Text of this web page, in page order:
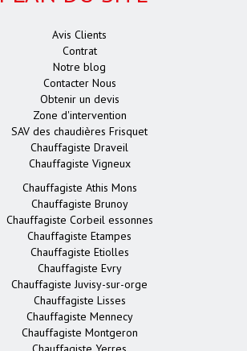
Avis Clients
Contrat
Notre blog
Contacter Nous
Obtenir un devis
Zone d'intervention
SAV des chaudières Frisquet
Chauffagiste Draveil
Chauffagiste Vigneux
Chauffagiste Athis Mons
Chauffagiste Brunoy
Chauffagiste Corbeil essonnes
Chauffagiste Etampes
Chauffagiste Etiolles
Chauffagiste Evry
Chauffagiste Juvisy-sur-orge
Chauffagiste Lisses
Chauffagiste Mennecy
Chauffagiste Montgeron